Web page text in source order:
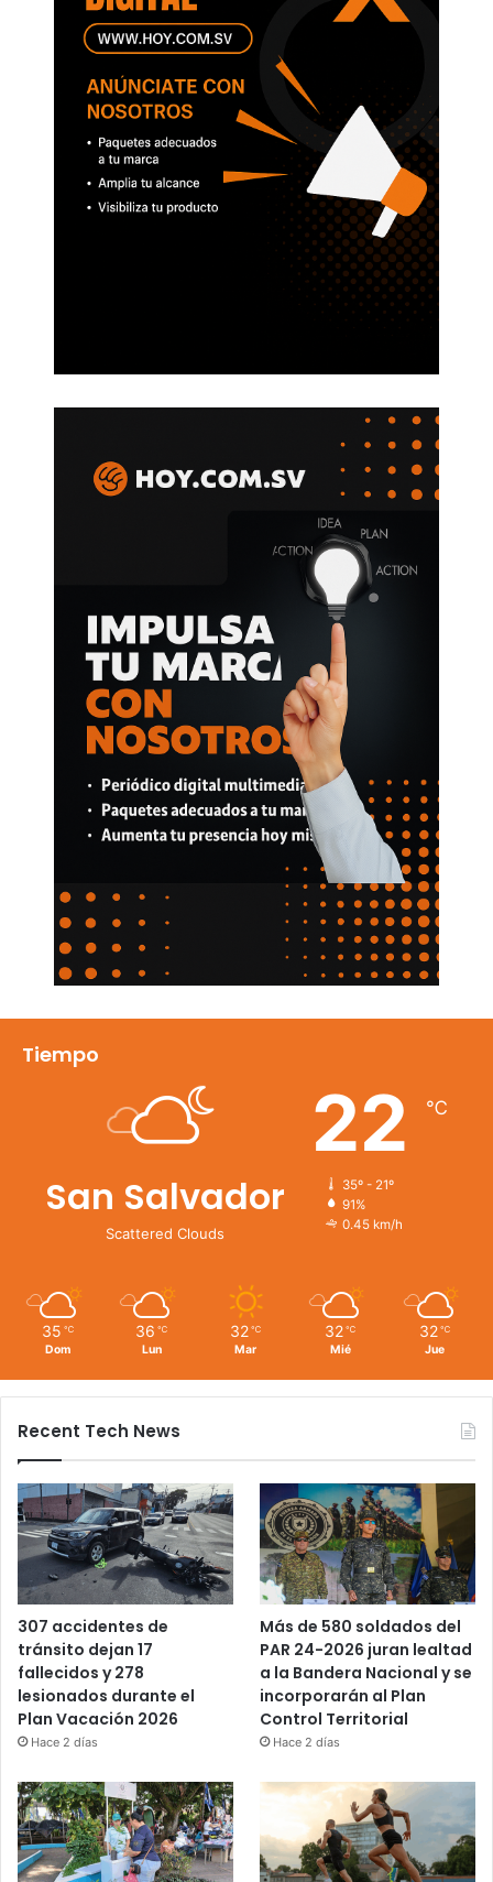
Tiempo
San Salvador
Scattered Clouds
22 ℃
35º - 21º
91%
0.45 km/h
35 ℃
Dom
36 ℃
Lun
32 ℃
Mar
32 ℃
Mié
32 ℃
Jue
Recent Tech News
307 accidentes de
tránsito dejan 17
fallecidos y 278
lesionados durante el
Plan Vacación 2026
Hace 2 días
Más de 580 soldados del
PAR 24-2026 juran lealtad
a la Bandera Nacional y se
incorporarán al Plan
Control Territorial
Hace 2 días